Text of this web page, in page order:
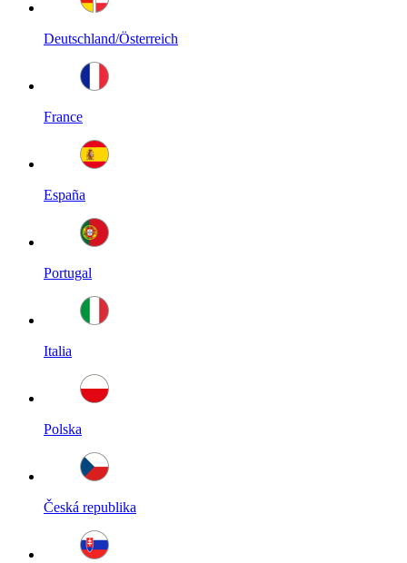
Deutschland/Österreich
France
España
Portugal
Italia
Polska
Česká republika